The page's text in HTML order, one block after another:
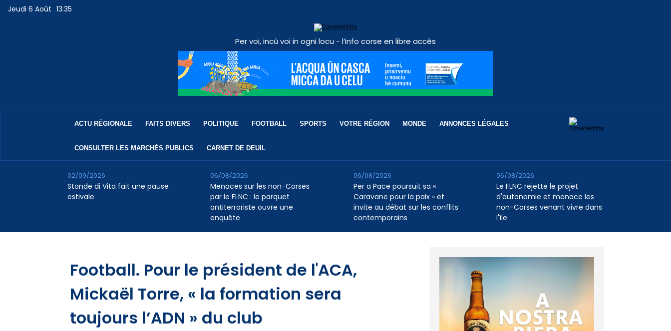
Jeudi 6 Août 13:35
Per voi, incù voi in ogni locu - l’info corse en libre accès
ACTU RÉGIONALE FAITS DIVERS POLITIQUE FOOTBALL SPORTS VOTRE RÉGION MONDE ANNONCES LÉGALES
CONSULTER LES MARCHÉS PUBLICS CARNET DE DEUIL
Stonde di Vita fait une pause
estivale
02/09/2026
Menaces sur les non-Corses
par le FLNC : le parquet
antiterroriste ouvre une
enquête
06/08/2026
Per a Pace poursuit sa «
Caravane pour la paix » et
invite au débat sur les conflits
contemporains
06/08/2026
Le FLNC rejette le projet
d'autonomie et menace les
non-Corses venant vivre dans
l'île
06/08/2026
Football. Pour le président de l'ACA,
Mickaël Torre, « la formation sera
toujours l’ADN » du club